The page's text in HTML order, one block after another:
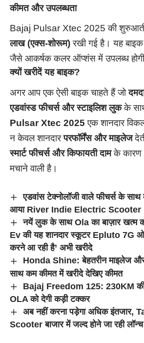
कीमत और उपलब्धता
Bajaj Pulsar Xtec 2025 की
लाख (एक्स-शोरूम)रखी गई है। यह
जैसे आकर्षक कलर ऑप्शंस में उपलब्ध
क्यों खरीदें यह बाइक?
अगर आप एक ऐसी बाइक चाहते हैं जो
एडवांस्ड फीचर्स और स्टाइलिश लुकके
Pulsar Xtec 2025 एक शानदार
न केवल शानदारपरफॉर्मेंस और माइलेज
स्मार्ट फीचर्स और किफायती दामके कारण
मचाने वाली है।
एडवांस टेक्नोलॉजी वाले फीचर्स के साथ
आया River Indie Electric Scooter
नयें लुक के साथ Ola का बाज़ार खत्म
Ev की यह शानदार स्कूटर Epluto 7G
करने आ रही है’ अभी खरीदे
Honda Shine: बेहतरीन माइलेज
साथ कम कीमत में खरीदे देखिए कीमत
Bajaj Freedom 125: 230KM की
OLA को देगी कड़ी टक्कर
अब नहीं करना पड़ेगा अधिक इंतजार,
Scooter बाजार में जल्द होने जा रही लॉन्च